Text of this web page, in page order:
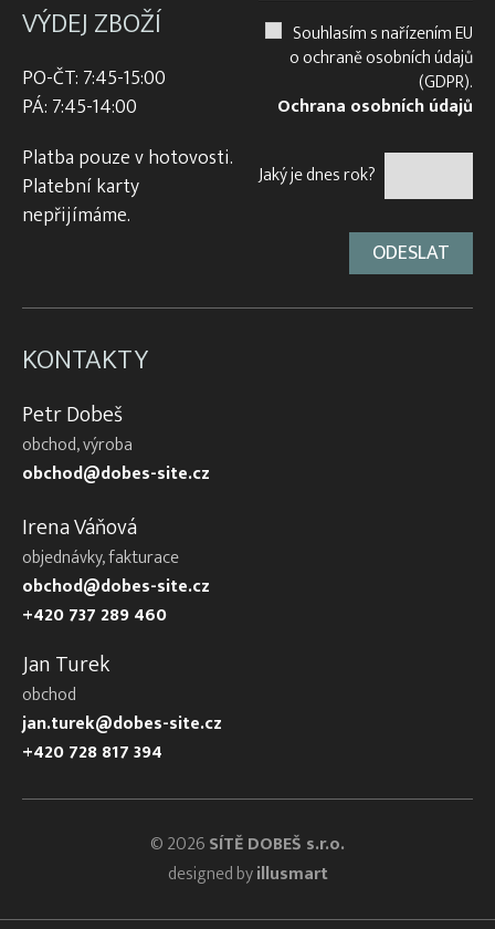
VÝDEJ ZBOŽÍ
PO-ČT: 7:45-15:00
PÁ: 7:45-14:00
Platba pouze v hotovosti.
Platební karty
nepřijímáme.
Souhlasím s nařízením EU
o ochraně osobních údajů
(GDPR).
Ochrana osobních údajů
Jaký je dnes rok?
KONTAKTY
Petr Dobeš
obchod, výroba
obchod@dobes-site.cz
Irena Váňová
objednávky, fakturace
obchod@dobes-site.cz
+420 737 289 460
Jan Turek
obchod
jan.turek@dobes-site.cz
+420 728 817 394
© 2026SÍTĚ DOBEŠ s.r.o.
designed byillusmart